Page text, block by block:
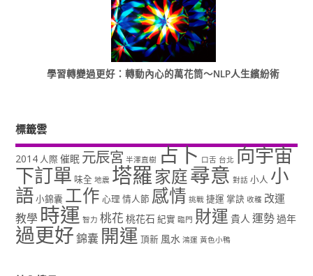
學習轉變過更好：轉動內心的萬花筒～NLP人生繽紛術
標籤雲
2014 人際 催眠 元辰宮 半澤直樹 占卜 口舌 台北 向宇宙
下訂單 味全 地震 塔羅家庭尋意 對話 小人 小
語小錦囊 工作 心理 情人節 感情 挑戰 捷運 掌訣 收穫 改運
教學 時運 智力 桃花 桃花石 紀實 臨門 財運 貴人 運勢過年
過更好錦囊 開運 頂新 風水 鴻運 黃色小鴨